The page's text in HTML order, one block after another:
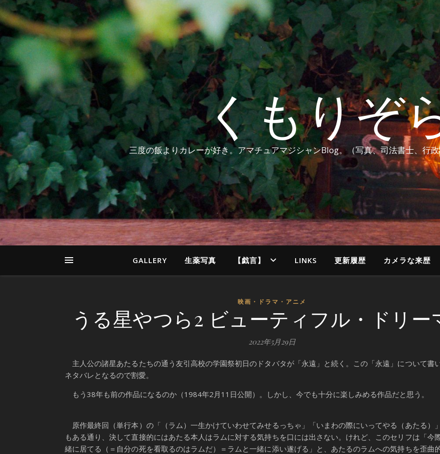
くもりぞ
三度の飯よりカレーが好き。アマチュアマジシャンBlog。（写真、司法書士、行
GALLERY 生薬写真 【戯言】 LINKS 更新履歴 カメラな来歴
映画・ドラマ・アニメ
うる星やつら2 ビューティフル・ドリー
2022年5月29日
主人公の諸星あたるたちの通う友引高校の学園祭初日のドタバタが「永遠」と続く。この「永遠」について書
ネタバレとなるので割愛。
もう38年も前の作品になるのか（1984年2月11日公開）。しかし、今でも十分に楽しみめる作品だと思う。
原作最終回（単行本）の「（ラム）一生かけていわせてみせるっちゃ」「いまわの際にいってやる（あたる）
もある通り、決して直接的にはあたる本人はラムに対する気持ちを口には出さない。けれど、このセリフは「今
緒に居てる（＝自分の死を看取るのはラムだ）＝ラムと一緒に添い遂げる」と、あたるのラムへの気持ちを歪曲